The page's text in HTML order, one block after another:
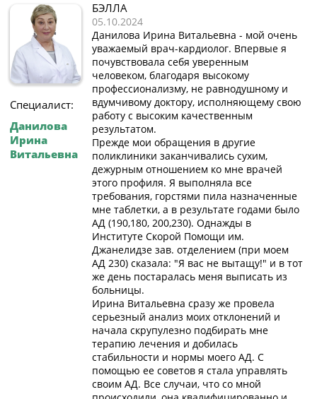
Специалист:
Данилова
Ирина
Витальевна
БЭЛЛА
05.10.2024
Данилова Ирина Витальевна - мой очень
уважаемый врач-кардиолог. Впервые я
почувствовала себя уверенным
человеком, благодаря высокому
профессионализму, не равнодушному и
вдумчивому доктору, исполняющему свою
работу с высоким качественным
результатом.
Прежде мои обращения в другие
поликлиники заканчивались сухим,
дежурным отношением ко мне врачей
этого профиля. Я выполняла все
требования, горстями пила назначенные
мне таблетки, а в результате годами было
АД (190,180, 200,230). Однажды в
Институте Скорой Помощи им.
Джанелидзе зав. отделением (при моем
АД 230) сказала: "Я вас не вытащу!" и в тот
же день постаралась меня выписать из
больницы.
Ирина Витальевна сразу же провела
серьезный анализ моих отклонений и
начала скрупулезно подбирать мне
терапию лечения и добилась
стабильности и нормы моего АД. С
помощью ее советов я стала управлять
своим АД. Все случаи, что со мной